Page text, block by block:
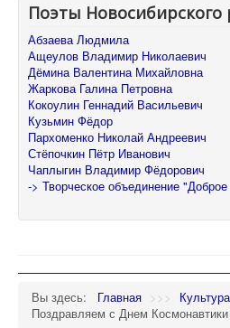
Поэты Новосибирского
Абзаева Людмила
Ащеулов Владимир Николаевич
Дёмина Валентина Михайловна
Жаркова Галина Петровна
Кокоулин Геннадий Васильевич
Кузьмин Фёдор
Пархоменко Николай Андреевич
Стёпочкин Пётр Иванович
Чаплыгин Владимир Фёдорович
-> Творческое объединение
Вы здесь: Главная >>> Культура
Поздравляем с Днем Космонавтики